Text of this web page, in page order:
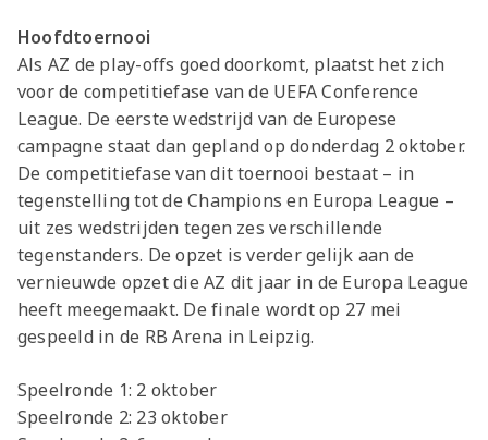
Hoofdtoernooi
Als AZ de play-offs goed doorkomt, plaatst het zich
voor de competitiefase van de UEFA Conference
League. De eerste wedstrijd van de Europese
campagne staat dan gepland op donderdag 2 oktober.
De competitiefase van dit toernooi bestaat – in
tegenstelling tot de Champions en Europa League –
uit zes wedstrijden tegen zes verschillende
tegenstanders. De opzet is verder gelijk aan de
vernieuwde opzet die AZ dit jaar in de Europa League
heeft meegemaakt. De finale wordt op 27 mei
gespeeld in de RB Arena in Leipzig.
Speelronde 1: 2 oktober
Speelronde 2: 23 oktober